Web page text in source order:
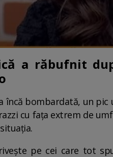
a răbufnit
încă bombardată, un
cu fața extrem de
pe cei care tot